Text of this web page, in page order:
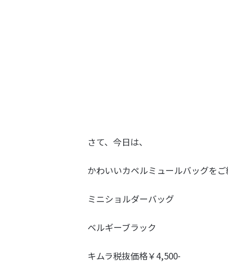
さて、今日は、
かわいいカペルミュールバッグを
ミニショルダーバッグ
ベルギーブラック
キムラ税抜価格￥4,500-